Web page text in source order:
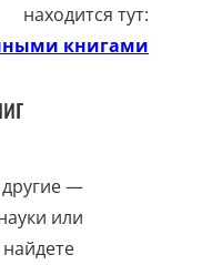
находится тут:
книгами
другие —
или